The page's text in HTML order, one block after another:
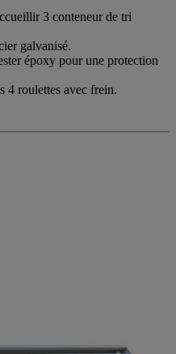
3 conteneur de tri
galvanisé.
époxy pour une protection